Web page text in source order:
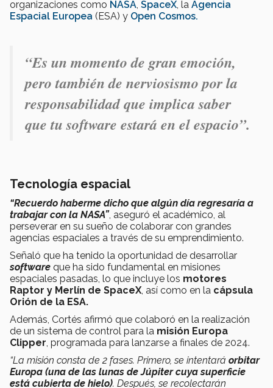
organizaciones como NASA, SpaceX, la Agencia
Espacial Europea (ESA) y Open Cosmos.
“Es un momento de gran emoción,
pero también de nerviosismo por la
responsabilidad que implica saber
que tu software estará en el espacio”.
Tecnología espacial
“Recuerdo haberme dicho que algún día regresaría a
trabajar con la NASA”, aseguró el académico, al
perseverar en su sueño de colaborar con grandes
agencias espaciales a través de su emprendimiento.
Señaló que ha tenido la oportunidad de desarrollar
software que ha sido fundamental en misiones
espaciales pasadas, lo que incluye los motores
Raptor y Merlín de SpaceX, así como en la cápsula
Orión de la ESA.
Además, Cortés afirmó que colaboró en la realización
de un sistema de control para la misión Europa
Clipper, programada para lanzarse a finales de 2024.
“La misión consta de 2 fases. Primero, se intentará orbitar
Europa (una de las lunas de Júpiter cuya superficie
está cubierta de hielo). Después, se recolectarán